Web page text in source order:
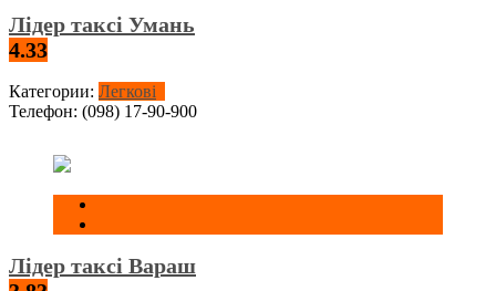
Лідер таксі Умань
4.33
Категории: Легкові
Телефон: (098) 17-90-900
Лідер таксі Вараш